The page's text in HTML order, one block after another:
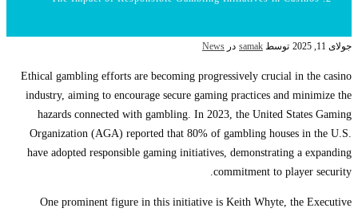
جولای 11, 2025 توسط samak در News
Ethical gambling efforts are becoming progressively crucial in the casino
industry, aiming to encourage secure gaming practices and minimize the
hazards connected with gambling. In 2023, the United States Gaming
Organization (AGA) reported that 80% of gambling houses in the U.S.
have adopted responsible gaming initiatives, demonstrating a expanding
commitment to player security.
One prominent figure in this initiative is Keith Whyte, the Executive